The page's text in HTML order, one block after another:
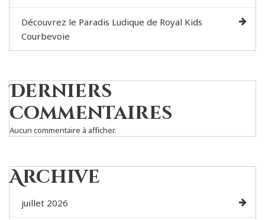
Découvrez le Paradis Ludique de Royal Kids
Courbevoie
Derniers
commentaires
Aucun commentaire à afficher.
Archive
juillet 2026